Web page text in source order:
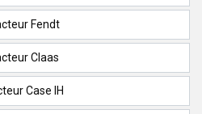
Fendt
Claas
Case IH